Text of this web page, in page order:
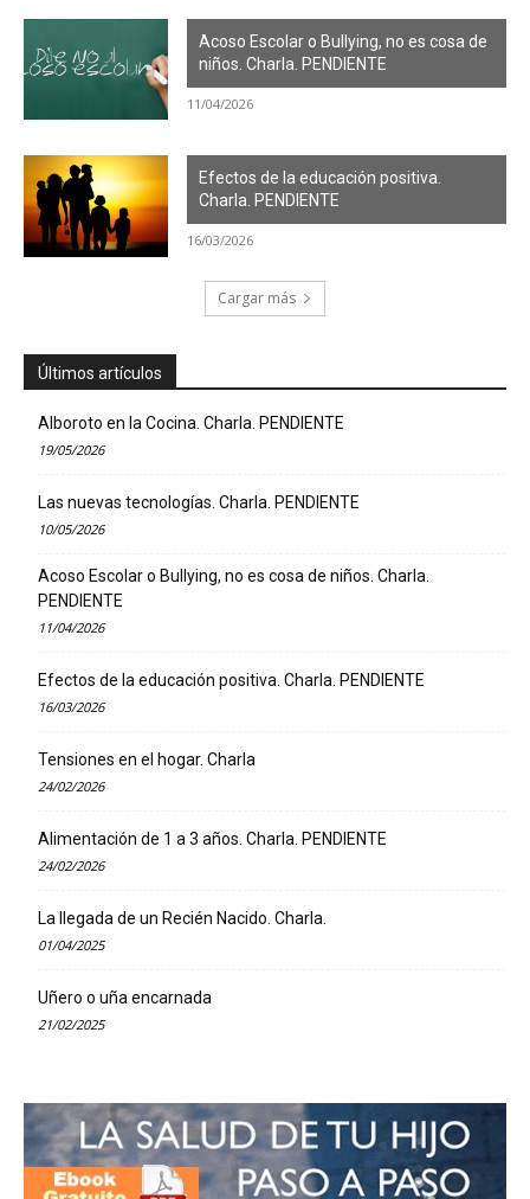
Acoso Escolar o Bullying, no es cosa de
niños. Charla. PENDIENTE
11/04/2026
Efectos de la educación positiva.
Charla. PENDIENTE
16/03/2026
Cargar más
Últimos artículos
Alboroto en la Cocina. Charla. PENDIENTE
19/05/2026
Las nuevas tecnologías. Charla. PENDIENTE
10/05/2026
Acoso Escolar o Bullying, no es cosa de niños. Charla.
PENDIENTE
11/04/2026
Efectos de la educación positiva. Charla. PENDIENTE
16/03/2026
Tensiones en el hogar. Charla
24/02/2026
Alimentación de 1 a 3 años. Charla. PENDIENTE
24/02/2026
La llegada de un Recién Nacido. Charla.
01/04/2025
Uñero o uña encarnada
21/02/2025